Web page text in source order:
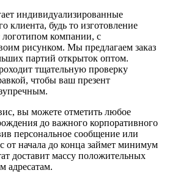
индивидуализированные
клиента, будь то изготовление
логотипом компании, с
рисунком. Мы предлагаем заказ
партий открыток оптом.
тщательную проверку
чтобы ваш презент
вы можете отметить любое
до важного корпоративного
персональное сообщение или
от начала до конца займет минимум
доставит массу положительных
адресатам.